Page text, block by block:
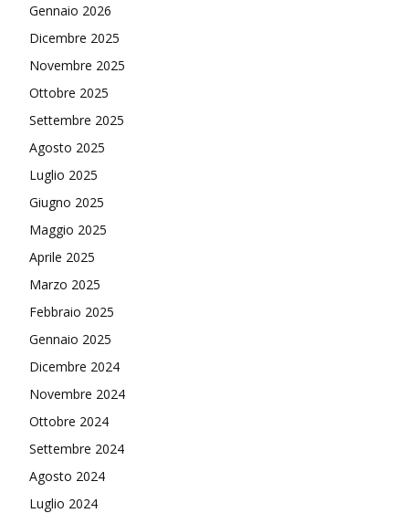
Gennaio 2026
Dicembre 2025
Novembre 2025
Ottobre 2025
Settembre 2025
Agosto 2025
Luglio 2025
Giugno 2025
Maggio 2025
Aprile 2025
Marzo 2025
Febbraio 2025
Gennaio 2025
Dicembre 2024
Novembre 2024
Ottobre 2024
Settembre 2024
Agosto 2024
Luglio 2024